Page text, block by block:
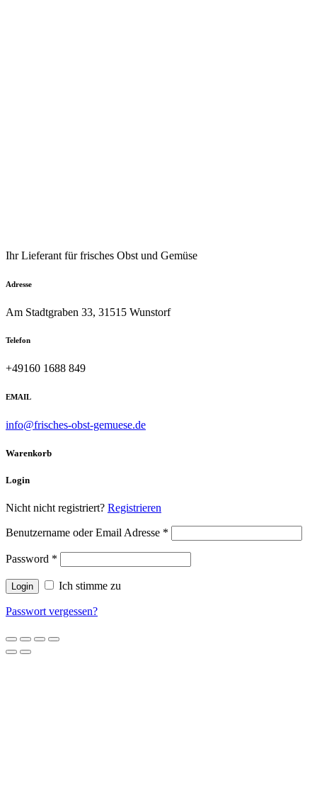
Ihr Lieferant für frisches Obst und Gemüse
Adresse
Am Stadtgraben 33, 31515 Wunstorf
Telefon
+49160 1688 849
EMAIL
info@frisches-obst-gemuese.de
Warenkorb
Login
Nicht nicht registriert? Registrieren
Benutzername oder Email Adresse *
Password *
Ich stimme zu
Passwort vergessen?